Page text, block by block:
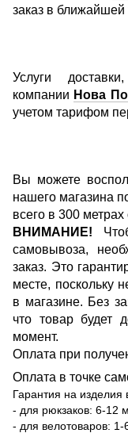
заказ в ближайшей
Услуги
компании Нова
учетом тарифом
Вы можете
нашего магазина
всего в 300
ВНИМАНИЕ!
самовывоза,
заказ. Это
месте, поскольку
в магазине. Без
что товар будет
момент.
Оплата при
Оплата в точке
Гарантия на изделия
- для рюкзаков: 6-12
- для велотоваров: 1-